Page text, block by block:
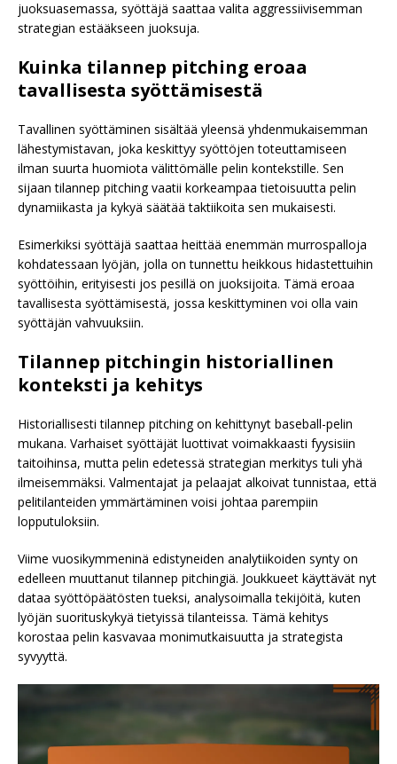
juoksuasemassa, syöttäjä saattaa valita aggressiivisemman
strategian estääkseen juoksuja.
Kuinka tilannep pitching eroaa
tavallisesta syöttämisestä
Tavallinen syöttäminen sisältää yleensä yhdenmukaisemman
lähestymistavan, joka keskittyy syöttöjen toteuttamiseen
ilman suurta huomiota välittömälle pelin kontekstille. Sen
sijaan tilannep pitching vaatii korkeampaa tietoisuutta pelin
dynamiikasta ja kykyä säätää taktiikoita sen mukaisesti.
Esimerkiksi syöttäjä saattaa heittää enemmän murrospalloja
kohdatessaan lyöjän, jolla on tunnettu heikkous hidastettuihin
syöttöihin, erityisesti jos pesillä on juoksijoita. Tämä eroaa
tavallisesta syöttämisestä, jossa keskittyminen voi olla vain
syöttäjän vahvuuksiin.
Tilannep pitchingin historiallinen
konteksti ja kehitys
Historiallisesti tilannep pitching on kehittynyt baseball-pelin
mukana. Varhaiset syöttäjät luottivat voimakkaasti fyysisiin
taitoihinsa, mutta pelin edetessä strategian merkitys tuli yhä
ilmeisemmäksi. Valmentajat ja pelaajat alkoivat tunnistaa, että
pelitilanteiden ymmärtäminen voisi johtaa parempiin
lopputuloksiin.
Viime vuosikymmeninä edistyneiden analytiikoiden synty on
edelleen muuttanut tilannep pitchingiä. Joukkueet käyttävät nyt
dataa syöttöpäätösten tueksi, analysoimalla tekijöitä, kuten
lyöjän suorituskykyä tietyissä tilanteissa. Tämä kehitys
korostaa pelin kasvavaa monimutkaisuutta ja strategista
syvyyttä.